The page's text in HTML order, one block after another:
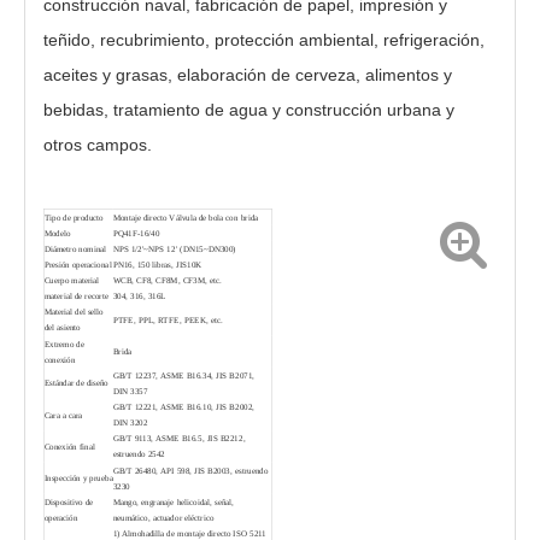
construcción naval, fabricación de papel, impresión y
teñido, recubrimiento, protección ambiental, refrigeración,
aceites y grasas, elaboración de cerveza, alimentos y
bebidas, tratamiento de agua y construcción urbana y
otros campos.
Tipo de producto Montaje directoVálvula de bola con brida
Modelo
PQ41F-16/40
Diámetro nominal
NPS 1/2'~NPS 12' (DN15~DN300)
Presión operacional
PN16, 150 libras, JIS10K
Cuerpo material
WCB, CF8, CF8M, CF3M, etc.
material de recorte 304, 316, 316L
Material del sello
del asiento
PTFE, PPL, RTFE, PEEK, etc.
Extremo de
conexión
Brida
Estándar de diseño
GB/T 12237, ASME B16.34, JIS B2071,
DIN 3357
Cara a cara
GB/T 12221, ASME B16.10, JIS B2002,
DIN 3202
Conexión final
GB/T 9113, ASME B16.5, JIS B2212,
estruendo 2542
Inspección y prueba
GB/T 26480, API 598, JIS B2003, estruendo
3230
Dispositivo de
operación
Mango, engranaje helicoidal, señal,
neumático, actuador eléctrico
1) Almohadilla de montaje directo ISO 5211